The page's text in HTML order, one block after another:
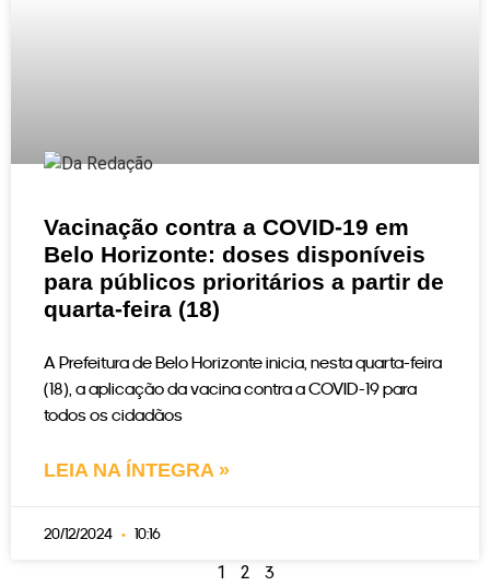
Vacinação contra a COVID-19 em
Belo Horizonte: doses disponíveis
para públicos prioritários a partir de
quarta-feira (18)
A Prefeitura de Belo Horizonte inicia, nesta quarta-feira
(18), a aplicação da vacina contra a COVID-19 para
todos os cidadãos
LEIA NA ÍNTEGRA »
20/12/2024 10:16
1 2 3